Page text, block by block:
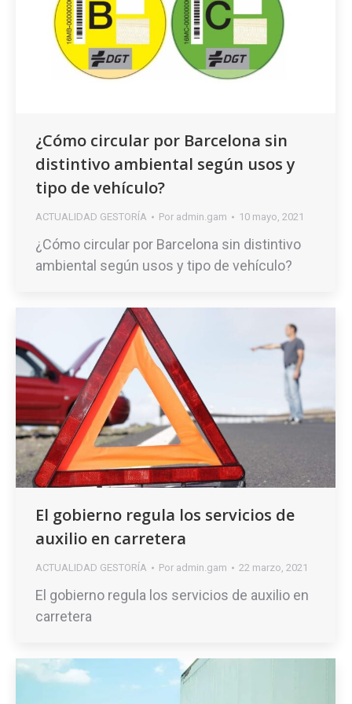
¿Cómo circular por Barcelona sin
distintivo ambiental según usos y
tipo de vehículo?
ACTUALIDAD GESTORÍA Por admin.gam 10 mayo, 2021
¿Cómo circular por Barcelona sin distintivo
ambiental según usos y tipo de vehículo?
El gobierno regula los servicios de
auxilio en carretera
ACTUALIDAD GESTORÍA Por admin.gam 22 marzo, 2021
El gobierno regula los servicios de auxilio en
carretera